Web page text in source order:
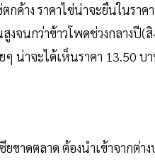
ค้าง ราคาไข่น่าจะยืนในรา
จนกว่าข้าวโพดช่วงกลางปี(
น่าจะได้เห็นราคา 13.50 บ
ขาดตลาด ต้องนำเข้าจากต่า